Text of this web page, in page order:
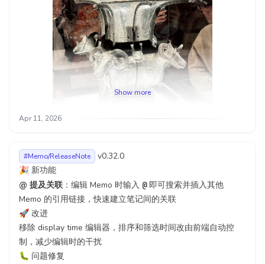
Show more
Apr 11, 2026
#Memo/ReleaseNote
v0.32.0
🎉 新功能
@ 提及关联：编辑 Memo 时输入 @即可搜索并插入其他
Memo 的引用链接，快速建立笔记间的关联
🚀 改进
移除 display time 编辑器，排序和筛选时间改由前端自动控
制，减少编辑时的干扰
🐛 问题修复